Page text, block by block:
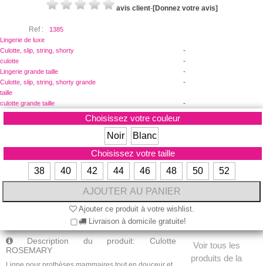
avis client-[Donnez votre avis]
Ref :
1385
Lingerie de luxe
-
Culotte, slip, string, shorty
-
culotte
-
Lingerie grande taille
-
Culotte, slip, string, shorty grande
taille
-
culotte grande taille
Choisissez votre couleur
Noir
Blanc
Choisissez votre taille
38
40 42 44 46 48 50 52
Ajouter ce produit à votre wishlist.
Livraison à domicile gratuite!
Voir tous les
produits de la
Description du produit: Culotte
ROSEMARY